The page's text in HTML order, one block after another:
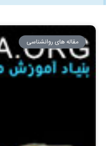
مقاله های روانشناسی